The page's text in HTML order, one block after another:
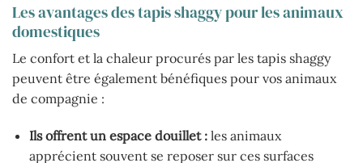
Les avantages des tapis shaggy pour les animaux
domestiques
Le confort et la chaleur procurés par les tapis shaggy
peuvent être également bénéfiques pour vos animaux
de compagnie :
Ils offrent un espace douillet :les animaux
apprécient souvent se reposer sur ces surfaces